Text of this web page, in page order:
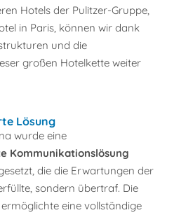
Hotels der Pulitzer-Gruppe,
in Paris, können wir dank
und die
großen Hotelkette weiter
Lösung
wurde eine
Kommunikationslösung
die die Erwartungen der
sondern übertraf. Die
eine vollständige